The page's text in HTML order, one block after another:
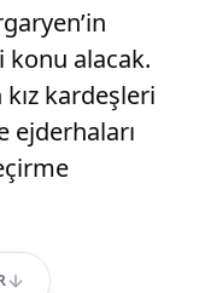
konu alacak.
kardeşleri
ejderhaları